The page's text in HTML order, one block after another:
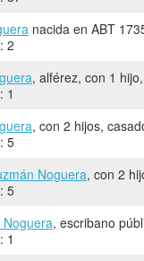
nacida en ABT
2
, alférez, con 1
1
, con 2 hijos,
5
Noguera, con 2
5
, escribano
1